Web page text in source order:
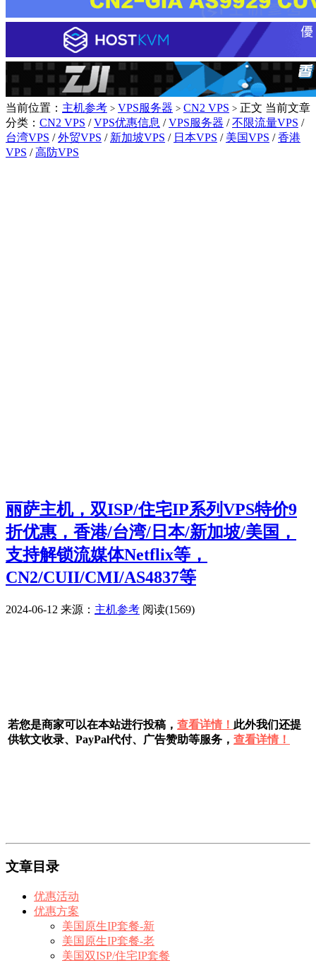
当前位置： 主机参考 > VPS服务器 > CN2 VPS > 正文 当前文章
分类： CN2 VPS /VPS优惠信息 /VPS服务器 /不限流量VPS /
台湾VPS /外贸VPS / 新加坡VPS / 日本VPS / 美国VPS /香港
VPS /高防VPS
丽萨主机，双ISP/住宅IP系列VPS特价9
折优惠，香港/台湾/日本/新加坡/美国，
支持解锁流媒体Netflix等，
CN2/CUII/CMI/AS4837等
2024-06-12 来源： 主机参考 阅读(1569)
若您是商家可以在本站进行投稿， 查看详情！ 此外我们还提
供软文收录、PayPal代付、广告赞助等服务， 查看详情！
文章目录
优惠活动
优惠方案
美国原生IP套餐-新
美国原生IP套餐-老
美国双ISP/住宅IP套餐